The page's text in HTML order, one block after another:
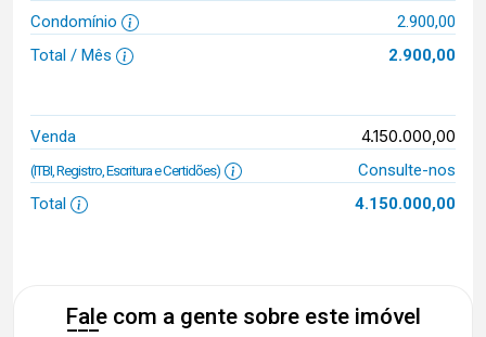
Condomínio
2.900,00
Total / Mês
2.900,00
Venda 4.150.000,00
(ITBI, Registro, Escritura e Certidões)
Consulte-nos
Total
4.150.000,00
Fale com a gente sobre este imóvel